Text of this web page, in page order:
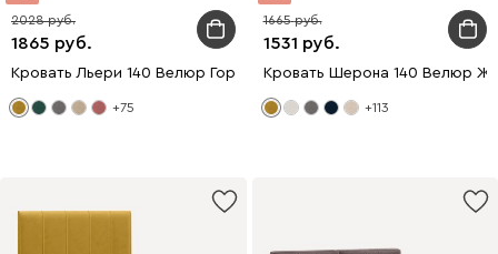
1865
2028
Кровать Льери 140 Велюр Горчичный
+75
1531
1665
Кровать Шерона 140 Велюр
+113